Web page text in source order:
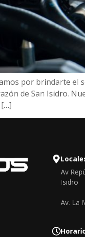
por brindarte el
de San Isidro.
[…]
Av
Isidro
Av. La